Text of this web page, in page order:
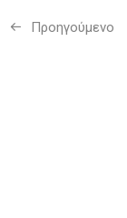
Προηγούμενo